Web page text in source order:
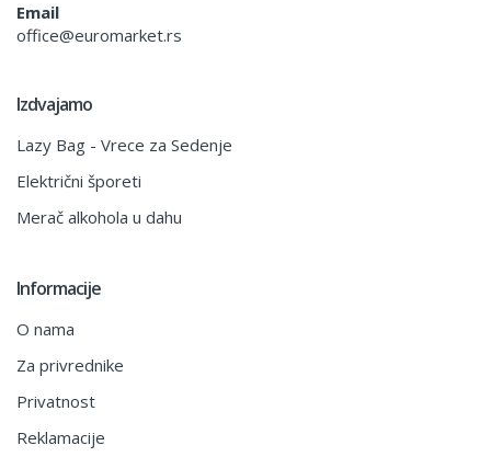
Email
office@euromarket.rs
Izdvajamo
Lazy Bag - Vrece za Sedenje
Električni šporeti
Merač alkohola u dahu
Informacije
O nama
Za privrednike
Privatnost
Reklamacije